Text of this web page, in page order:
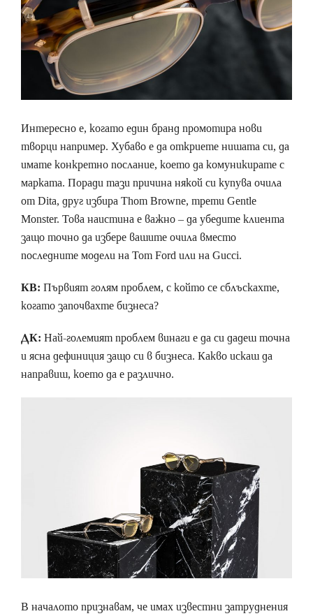
Интересно е, когато един бранд промотира нови
творци например. Хубаво е да откриете нишата си, да
имате конкретно послание, което да комуникирате с
марката. Поради тази причина някой си купува очила
от Dita, друг избира Thom Browne, трети Gentle
Monster. Това наистина е важно – да убедите клиента
защо точно да избере вашите очила вместо
последните модели на Tom Ford или на Gucci.
КВ: Първият голям проблем, с който се сблъскахте,
когато започвахте бизнеса?
ДК: Най-големият проблем винаги е да си дадеш точна
и ясна дефиниция защо си в бизнеса. Какво искаш да
направиш, което да е различно.
В началото признавам, че имах известни затруднения